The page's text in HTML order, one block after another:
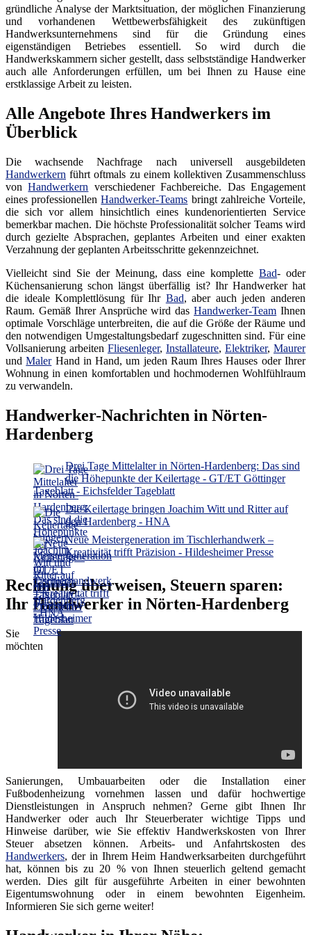
gründliche Analyse der Marktsituation, der möglichen Finanzierung
und vorhandenen Wettbewerbsfähigkeit des zukünftigen
Handwerksunternehmens sind für die Gründung eines
eigenständigen Betriebes essentiell. So wird durch die
Handwerkskammern sicher gestellt, dass selbstständige Handwerker
auch alle Anforderungen erfüllen, um bei Ihnen zu Hause eine
erstklassige Arbeit zu leisten.
Alle Angebote Ihres Handwerkers im
Überblick
Die wachsende Nachfrage nach universell ausgebildeten
Handwerkern führt oftmals zu einem kollektiven Zusammenschluss
vonHandwerkern verschiedener Fachbereiche. Das Engagement
eines professionellenHandwerker-Teams bringt zahlreiche Vorteile,
die sich vor allem hinsichtlich eines kundenorientierten Service
bemerkbar machen. Die höchste Professionalität solcher Teams wird
durch gezielte Absprachen, geplantes Arbeiten und einer exakten
Verzahnung der geplanten Arbeitsschritte gekennzeichnet.
Vielleicht sind Sie der Meinung, dass eine kompletteBad- oder
Küchensanierung schon längst überfällig ist? Ihr Handwerker hat
die ideale Komplettlösung für Ihr Bad, aber auch jeden anderen
Raum. Gemäß Ihrer Ansprüche wird dasHandwerker-Team Ihnen
optimale Vorschläge unterbreiten, die auf die Größe der Räume und
den notwendigen Umgestaltungsbedarf zugeschnitten sind. Für eine
Vollsanierung arbeiten Fliesenleger, Installateure, Elektriker, Maurer
undMalerHand in Hand, um jeden Raum Ihres Hauses oder Ihrer
Wohnung in einen komfortablen und hochmodernen Wohlfühlraum
zu verwandeln.
Handwerker-Nachrichten in Nörten-
Hardenberg
Drei Tage Mittelalter in Nörten-Hardenberg: Das sind
die Höhepunkte der Keilertage - GT/ET Göttinger
Tageblatt - Eichsfelder Tageblatt
Die Keilertage bringen Joachim Witt und Ritter auf
den Hardenberg - HNA
Neue Meistergeneration im Tischlerhandwerk –
Kreativität trifft Präzision - Hildesheimer Presse
Rechnung überweisen, Steuern sparen:
Ihr Handwerker in Nörten-Hardenberg
Sie
möchten
Sanierungen, Umbauarbeiten oder die Installation einer
Fußbodenheizung vornehmen lassen und dafür hochwertige
Dienstleistungen in Anspruch nehmen? Gerne gibt Ihnen Ihr
Handwerker oder auch Ihr Steuerberater wichtige Tipps und
Hinweise darüber, wie Sie effektiv Handwerkskosten von Ihrer
Steuer absetzen können. Arbeits- und Anfahrtskosten des
Handwerkers, der in Ihrem Heim Handwerksarbeiten durchgeführt
hat, können bis zu 20 % von Ihnen steuerlich geltend gemacht
werden. Dies gilt für ausgeführte Arbeiten in einer bewohnten
Eigentumswohnung oder in einem bewohnten Eigenheim.
Informieren Sie sich gerne weiter!